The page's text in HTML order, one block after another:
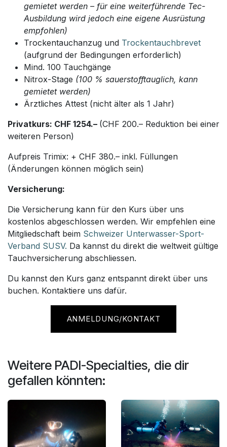
gemietet werden – für eine weiterführende Tec-
Ausbildung wird jedoch eine eigene Ausrüstung
empfohlen)
Trockentauchanzug und Trockentauchbrevet
(aufgrund der Bedingungen erforderlich)
Mind. 100 Tauchgänge
Nitrox-Stage (100 % sauerstofftauglich, kann
gemietet werden)
Ärztliches Attest (nicht älter als 1 Jahr)
Privatkurs: CHF 1254.– (CHF 200.– Reduktion bei einer
weiteren Person)
Aufpreis Trimix: + CHF 380.– inkl. Füllungen
(Änderungen können möglich sein)
Versicherung:
Die Versicherung kann für den Kurs über uns
kostenlos abgeschlossen werden. Wir empfehlen eine
Mitgliedschaft beim Schweizer Unterwasser-Sport-
Verband SUSV. Da kannst du direkt die weltweit gültige
Tauchversicherung abschliessen.
Du kannst den Kurs ganz entspannt direkt über uns
buchen. Kontaktiere uns dafür.
ANMELDUNG/KONTAKT
Weitere PADI-Specialties, die dir
gefallen könnten: